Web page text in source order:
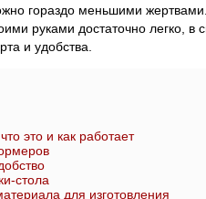
гораздо меньшими
руками достаточно легко, в
и удобства.
это и как работает
стола
для изготовления